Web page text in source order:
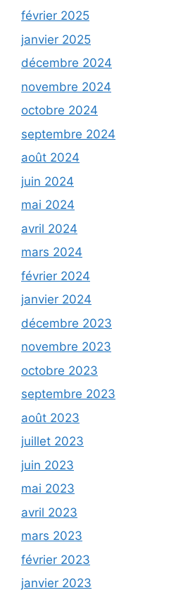
février 2025
janvier 2025
décembre 2024
novembre 2024
octobre 2024
septembre 2024
août 2024
juin 2024
mai 2024
avril 2024
mars 2024
février 2024
janvier 2024
décembre 2023
novembre 2023
octobre 2023
septembre 2023
août 2023
juillet 2023
juin 2023
mai 2023
avril 2023
mars 2023
février 2023
janvier 2023